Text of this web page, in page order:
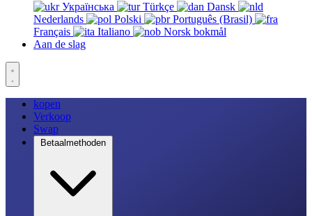
Українська
Türkçe
Dansk
Nederlands
Polski
Português (Brasil)
Français
Italiano
Norsk bokmål
Aan de slag
kopen
Verkoop
Swap
Betaalmethoden